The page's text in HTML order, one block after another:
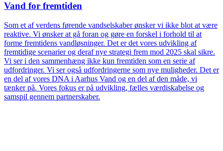
Vand for fremtiden
Som et af verdens førende vandselskaber ønsker vi ikke blot at være
reaktive. Vi ønsker at gå foran og gøre en forskel i forhold til at
forme fremtidens vandløsninger. Det er det vores udvikling af
fremtidige scenarier og deraf nye strategi frem mod 2025 skal sikre.
Vi ser i den sammenhæng ikke kun fremtiden som en serie af
udfordringer. Vi ser også udfordringerne som nye muligheder. Det er
en del af vores DNA i Aarhus Vand og en del af den måde, vi
tænker på. Vores fokus er på udvikling, fælles værdiskabelse og
samspil gennem partnerskaber.